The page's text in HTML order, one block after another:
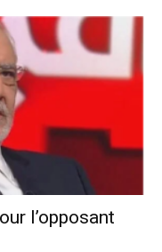
l’opposant